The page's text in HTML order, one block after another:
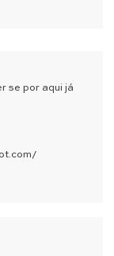
se por aqui já